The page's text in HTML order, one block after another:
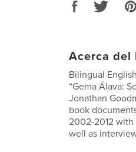
Acerca del
Bilingual
“Gema Álava:
Jonathan
book
2002-2012 with
well as